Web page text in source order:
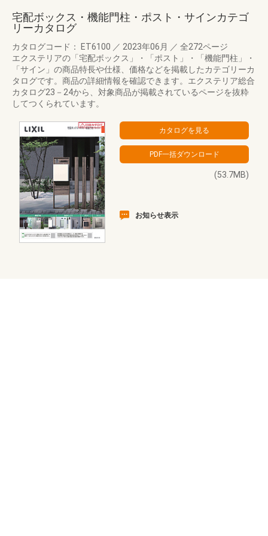
宅配ボックス・機能門柱・ポスト・サインカテゴ
リーカタログ
カタログコード： ET6100 ／ 2023年06月 ／ 全272ページ
エクステリアの「宅配ボックス」・「ポスト」・「機能門柱」・
「サイン」の商品特長や仕様、価格などを掲載したカテゴリーカ
タログです。商品の詳細情報を確認できます。エクステリア総合
カタログ23－24から、対象商品が掲載されているページを抜粋
してつくられています。
(53.7MB)
お知らせ表示